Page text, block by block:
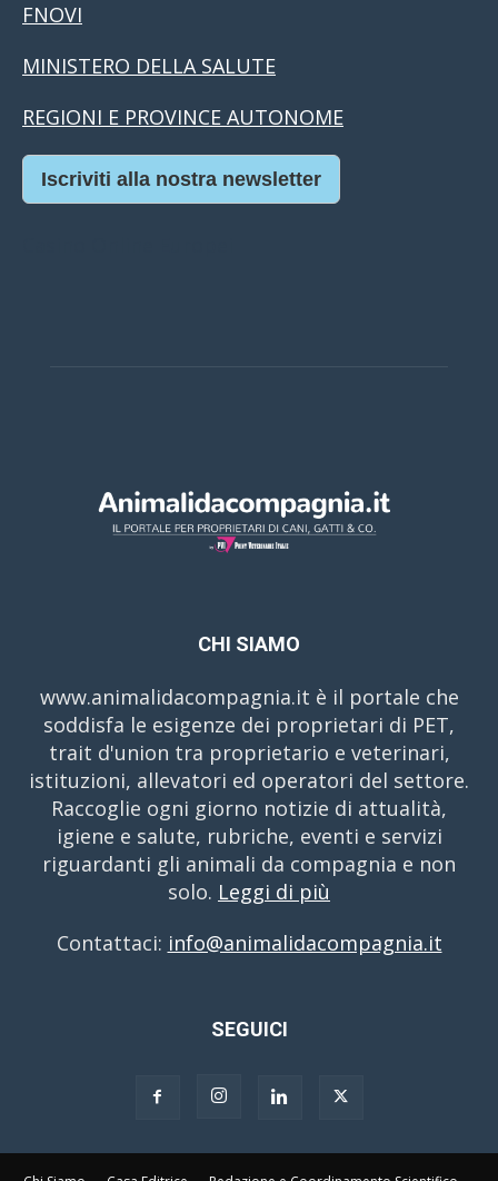
FNOVI
MINISTERO DELLA SALUTE
REGIONI E PROVINCE AUTONOME
Iscriviti alla nostra newsletter
CHI SIAMO
www.animalidacompagnia.it è il portale che
soddisfa le esigenze dei proprietari di PET,
trait d'union tra proprietario e veterinari,
istituzioni, allevatori ed operatori del settore.
Raccoglie ogni giorno notizie di attualità,
igiene e salute, rubriche, eventi e servizi
riguardanti gli animali da compagnia e non
solo. Leggi di più
Contattaci: info@animalidacompagnia.it
SEGUICI